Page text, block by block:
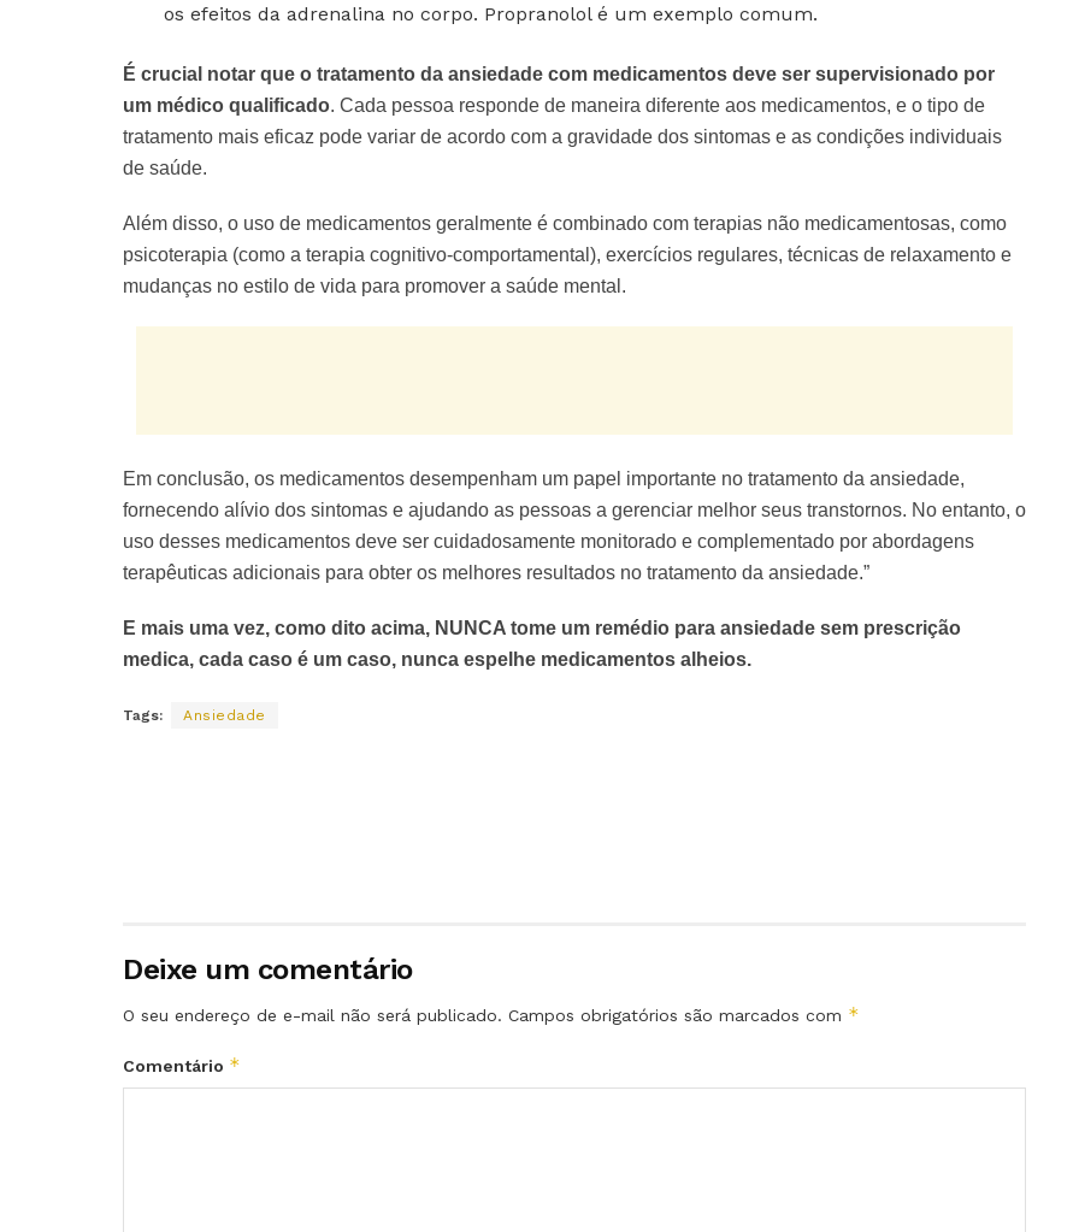
os efeitos da adrenalina no corpo. Propranolol é um exemplo comum.
É crucial notar que o tratamento da ansiedade com medicamentos deve ser supervisionado por
um médico qualificado. Cada pessoa responde de maneira diferente aos medicamentos, e o tipo de
tratamento mais eficaz pode variar de acordo com a gravidade dos sintomas e as condições individuais
de saúde.
Além disso, o uso de medicamentos geralmente é combinado com terapias não medicamentosas, como
psicoterapia (como a terapia cognitivo-comportamental), exercícios regulares, técnicas de relaxamento e
mudanças no estilo de vida para promover a saúde mental.
Em conclusão, os medicamentos desempenham um papel importante no tratamento da ansiedade,
fornecendo alívio dos sintomas e ajudando as pessoas a gerenciar melhor seus transtornos. No entanto, o
uso desses medicamentos deve ser cuidadosamente monitorado e complementado por abordagens
terapêuticas adicionais para obter os melhores resultados no tratamento da ansiedade.”
E mais uma vez, como dito acima, NUNCA tome um remédio para ansiedade sem prescrição
medica, cada caso é um caso, nunca espelhe medicamentos alheios.
Tags: Ansiedade
Deixe um comentário
O seu endereço de e-mail não será publicado. Campos obrigatórios são marcados com *
Comentário *